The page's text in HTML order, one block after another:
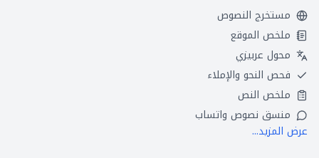
مستخرج النصوص
ملخص الموقع
محول عربيزي
فحص النحو والإملاء
ملخص النص
منسق نصوص واتساب
عرض المزيد...